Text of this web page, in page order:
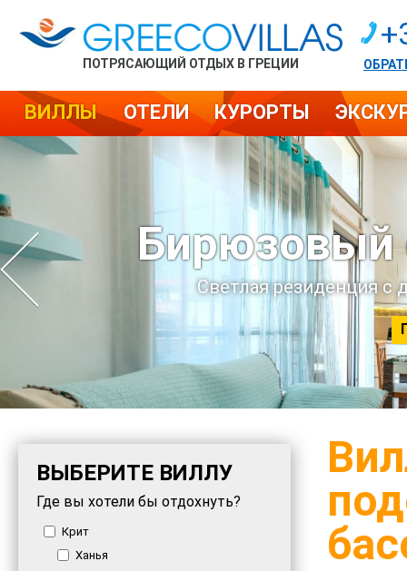
ПОТРЯСАЮЩИЙ ОТДЫХ В ГРЕЦИИ
ВИЛЛЫ ОТЕЛИ КУРОРТЫ
Скидка до 10%
на вилле
Великолепная
ВЫБЕРИТЕ ВИЛЛУ
Где вы хотели бы отдохнуть?
Крит
Ханья